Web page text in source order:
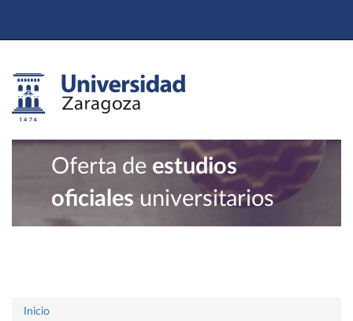
Oferta de estudios
oficiales universitarios
Inicio